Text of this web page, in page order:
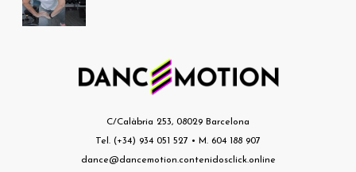
C/Calàbria 253, 08029 Barcelona
Tel. (+34) 934 051 527 • M. 604 188 907
dance@dancemotion.contenidosclick.online